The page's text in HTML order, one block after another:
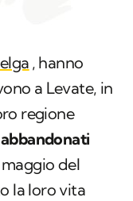
, hanno
a Levate, in
regione
abbandonati
del
la loro vita